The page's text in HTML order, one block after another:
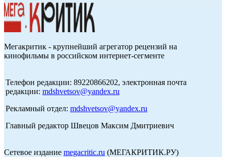
Мегакритик - крупнейший агрегатор рецензий на
кинофильмы в российском интернет-сегменте
Телефон редакции: 89220866202, электронная почта
редакции: mdshvetsov@yandex.ru
Рекламный отдел: mdshvetsov@yandex.ru
Главный редактор Швецов Максим Дмитриевич
Сетевое издание megacritic.ru (МЕГАКРИТИК.РУ)